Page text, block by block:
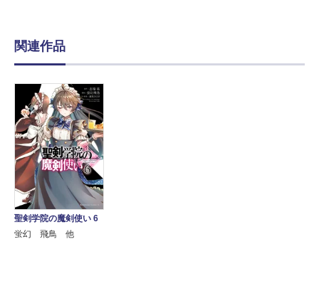
関連作品
聖剣学院の魔剣使い 6
蛍幻 飛鳥 他